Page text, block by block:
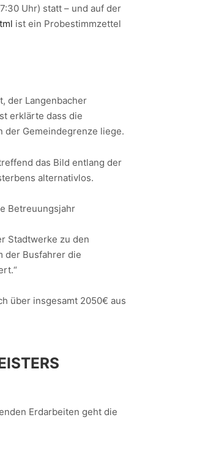
Uhr) statt – und auf der
ist ein Probestimmzettel
der Langenbacher
erklärte dass die
der Gemeindegrenze liege.
das Bild entlang der
alternativlos.
Betreuungsjahr
Stadtwerke zu den
der Busfahrer die
über insgesamt 2050€ aus
Erdarbeiten geht die